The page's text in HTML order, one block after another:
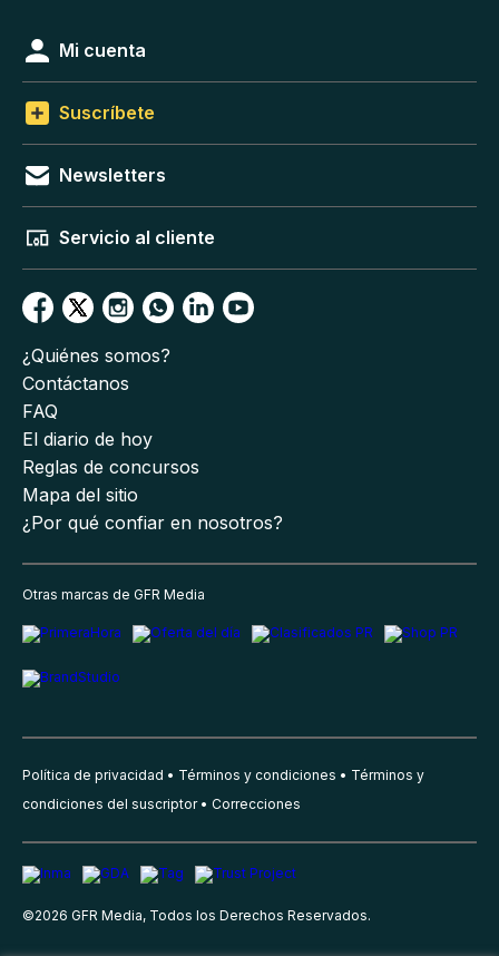
Mi cuenta
Suscríbete
Newsletters
Servicio al cliente
¿Quiénes somos?
Contáctanos
FAQ
El diario de hoy
Reglas de concursos
Mapa del sitio
¿Por qué confiar en nosotros?
Otras marcas de GFR Media
Política de privacidad Términos y condiciones
Términos y
condiciones del suscriptor
Correcciones
©2026 GFR Media, Todos los Derechos Reservados.